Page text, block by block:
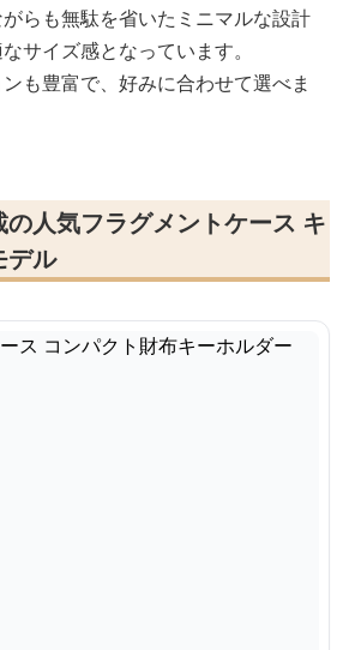
らも無駄を省いたミニマルな設計
サイズ感となっています。
も豊富で、好みに合わせて選べま
人気フラグメントケース キ
デル